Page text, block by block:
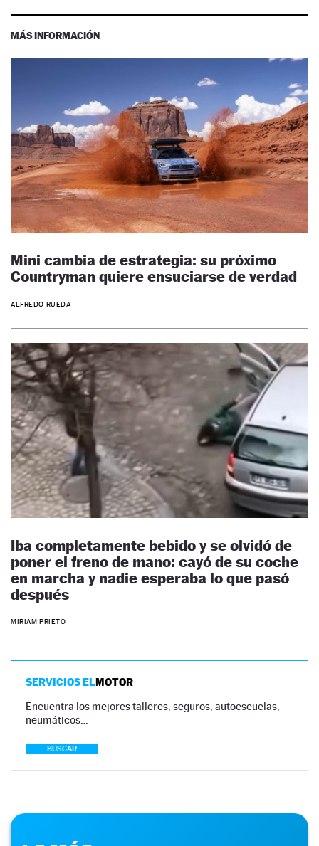
MÁS INFORMACIÓN
Mini cambia de estrategia: su próximo
Countryman quiere ensuciarse de verdad
ALFREDO RUEDA
Iba completamente bebido y se olvidó de
poner el freno de mano: cayó de su coche
en marcha y nadie esperaba lo que pasó
después
MIRIAM PRIETO
SERVICIOS ELMOTOR
Encuentra los mejores talleres, seguros, autoescuelas,
neumáticos…
BUSCAR